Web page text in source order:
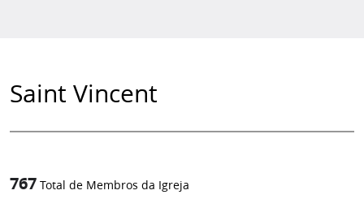
Saint Vincent
767 Total de Membros da Igreja